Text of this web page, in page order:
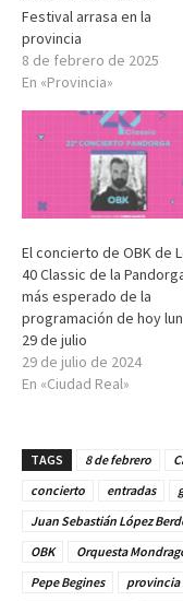
Festival arrasa en la
provincia
8 de febrero de 2025
En «Provincia»
El concierto de OBK de
40 Classic de la
más esperado de la
programación de hoy
29 de julio
29 de julio de 2024
En «Ciudad Real»
TAGS 8 de febrero
concierto
entradas
Juan Sebastián López
OBK
Orquesta
Pepe Begines
provincia